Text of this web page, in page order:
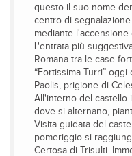
questo il suo nome
centro di
mediante
L'entrata più
Romana tra le case
“Fortissima Turri”
Paolis, prigione di
All'interno del castello
dove si alternano,
Visita guidata del
pomeriggio si
Certosa di Trisulti.